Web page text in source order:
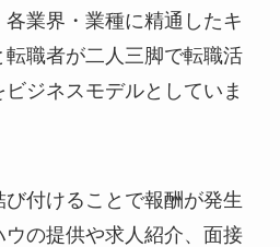
業界・業種に精通したキ
職者が二人三脚で転職活
ジネスモデルとしていま
付けることで報酬が発生
の提供や求人紹介、面接